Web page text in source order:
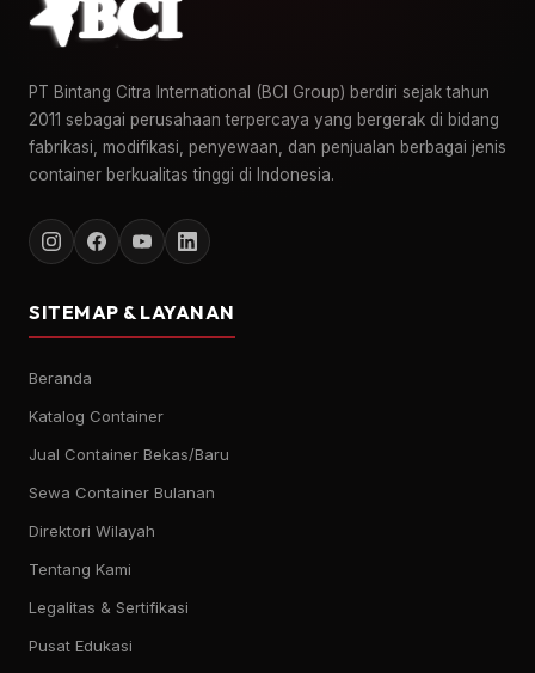
PT Bintang Citra International (BCI Group) berdiri sejak tahun
2011 sebagai perusahaan terpercaya yang bergerak di bidang
fabrikasi, modifikasi, penyewaan, dan penjualan berbagai jenis
container berkualitas tinggi di Indonesia.
SITEMAP & LAYANAN
Beranda
Katalog Container
Jual Container Bekas/Baru
Sewa Container Bulanan
Direktori Wilayah
Tentang Kami
Legalitas & Sertifikasi
Pusat Edukasi